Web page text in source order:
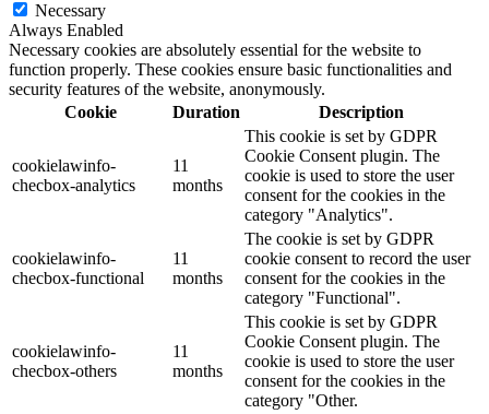
Necessary
Always Enabled
Necessary cookies are absolutely essential for the website to
function properly. These cookies ensure basic functionalities and
security features of the website, anonymously.
Cookie
Duration Description
cookielawinfo-
checbox-analytics
11
months
This cookie is set by GDPR
Cookie Consent plugin. The
cookie is used to store the user
consent for the cookies in the
category "Analytics".
cookielawinfo-
checbox-functional
11
months
The cookie is set by GDPR
cookie consent to record the user
consent for the cookies in the
category "Functional".
cookielawinfo-
checbox-others
11
months
This cookie is set by GDPR
Cookie Consent plugin. The
cookie is used to store the user
consent for the cookies in the
category "Other.